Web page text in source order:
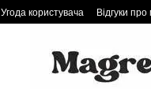
Угода користувача Відгуки